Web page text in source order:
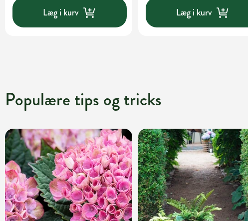
Læg i kurv Læg i kurv
Populære tips og tricks